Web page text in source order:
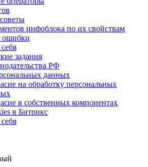
инфоблока по их свойствам
задания
РФ
данных
на обработку персональных
в собственных компонентах
в Битрикс